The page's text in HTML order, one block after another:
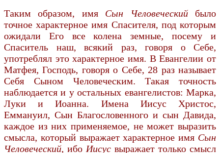
Таким образом, имя Сын Человеческийбыло
точное характер­ное имя Спасителя, под которым
ожидали Его все колена земные, посему и
Спаситель наш, всякий раз, говоря о Себе,
употреблял это характерное имя. В Евангелии от
Матфея, Господь, говоря о Себе, 28 раз называет
Себя Сыном Человеческим. Такая точность
наблюдается и у остальных евангелистов: Марка,
Луки и Иоанна. Имена Иисус Христос,
Еммануил, Сын Благословенного и сын Давида,
каждое из них применяемое, не может выразить
смысла, который выражает характерное имя Сын
Человеческий, ибо Иисус выражает только смысл